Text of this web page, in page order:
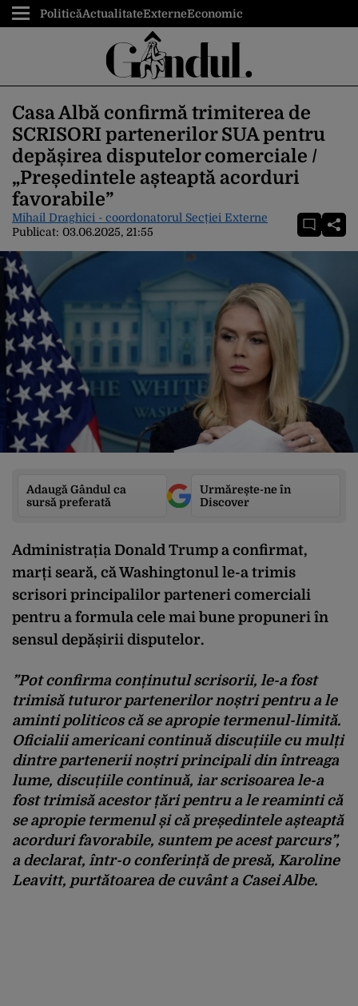
PoliticăActualitateExterneEconomic
Casa Albă confirmă trimiterea de
SCRISORI partenerilor SUA pentru
depășirea disputelor comerciale /
„Președintele așteaptă acorduri
favorabile”
Mihail Draghici - coordonatorul Secției Externe
Publicat: 03.06.2025, 21:55
Adaugă Gândul ca
sursă preferată
Urmărește-ne în
Discover
Administrația Donald Trump a confirmat,
marți seară, că Washingtonul le-a trimis
scrisori principalilor parteneri comerciali
pentru a formula cele mai bune propuneri în
sensul depășirii disputelor.
”Pot confirma conținutul scrisorii, le-a fost
trimisă tuturor partenerilor noștri pentru a le
aminti politicos că se apropie termenul-limită.
Oficialii americani continuă discuțiile cu mulți
dintre partenerii noștri principali din întreaga
lume, discuțiile continuă, iar scrisoarea le-a
fost trimisă acestor țări pentru a le reaminti că
se apropie termenul și că președintele așteaptă
acorduri favorabile, suntem pe acest parcurs”,
a declarat, într-o conferință de presă, Karoline
Leavitt, purtătoarea de cuvânt a Casei Albe.